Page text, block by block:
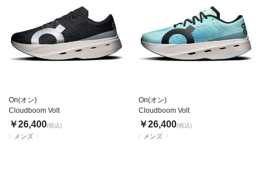
メンズ
On(オン)
Cloudboom Volt
￥26,400(税込)
メンズ
On(オン)
Cloudboom Volt
￥26,400(税込)